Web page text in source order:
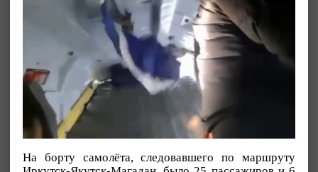
На борту самолёта, следовавшего по маршруту